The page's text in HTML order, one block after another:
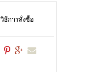
วิธีการสั่งซื้อ